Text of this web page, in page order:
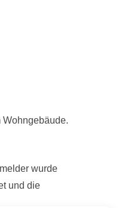
Wohngebäude.
wurde
und die